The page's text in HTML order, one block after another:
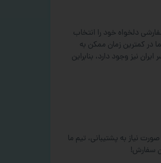
دلخواه خود را انتخاب
در کمترین زمان ممکن به
نیز وجود دارد، بنابراین
نیاز به پشتیبانی، تیم ما
سفارش!